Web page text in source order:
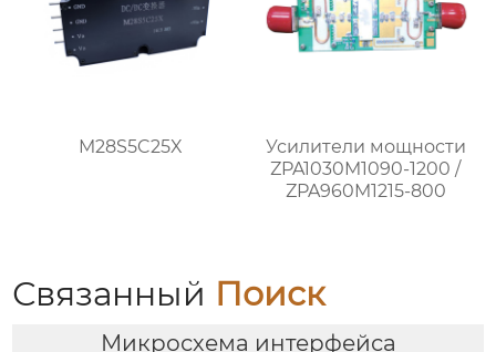
M28S5C25X
Усилители мощности
ZPA1030M1090-1200 /
ZPA960M1215-800
Связанный Поиск
Микросхема интерфейса